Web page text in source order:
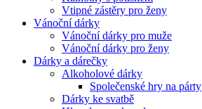
Vtipné zástěry pro ženy
Vánoční dárky
Vánoční dárky pro muže
Vánoční dárky pro ženy
Dárky a dárečky
Alkoholové dárky
Společenské hry na párty
Dárky ke svatbě